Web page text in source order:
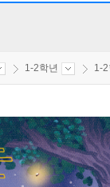
1-2학년 1-